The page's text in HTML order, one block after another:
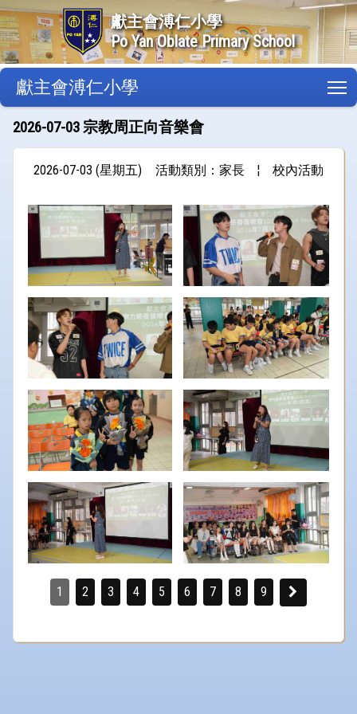
獻主會溥仁小學
Po Yan Oblate Primary School
獻主會溥仁小學
2026-07-03 宗教周正向音樂會
2026-07-03 (星期五) 活動類別：家長 ¦ 校內活動
1 2 3 4 5 6 7 8 9